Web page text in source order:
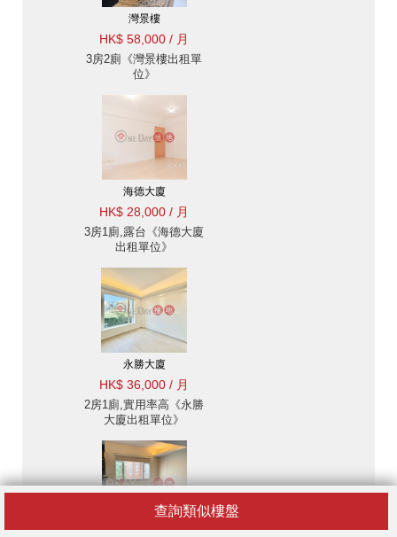
查詢類似樓盤
灣景樓
HK$ 58,000 / 月
3房2廁《灣景樓出租單
位》
海德大廈
HK$ 28,000 / 月
3房1廁,露台《海德大廈
出租單位》
永勝大廈
HK$ 36,000 / 月
2房1廁,實用率高《永勝
大廈出租單位》